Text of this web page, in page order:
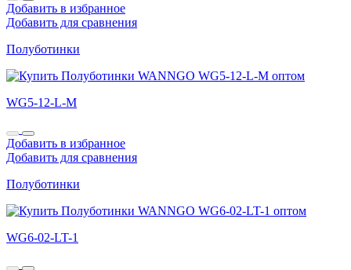
Добавить в избранное
Добавить для сравнения
Полуботинки
WG5-12-L-M
Добавить в избранное
Добавить для сравнения
Полуботинки
WG6-02-LT-1